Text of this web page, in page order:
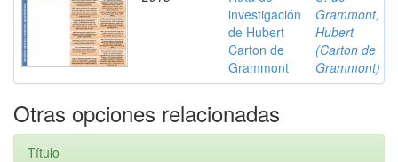
investigación
de Hubert
Carton de
Grammont
Grammont,
Hubert
(Carton de
Grammont)
Otras opciones relacionadas
Título